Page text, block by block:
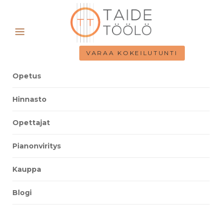
VARAA KOKEILUTUNTI
Opetus
Hinnasto
Opettajat
Pianonviritys
Kauppa
Blogi